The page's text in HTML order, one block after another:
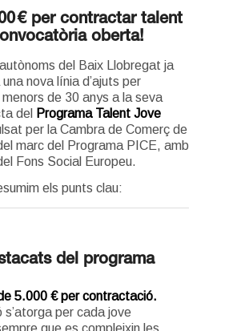
€ per contractar talent
oberta!
del Baix Llobregat ja
nova línia d’ajuts per
de 30 anys a la seva
del Programa Talent Jove
per la Cambra de Comerç de
marc del Programa PICE, amb
Fons Social Europeu.
els punts clau:
del programa
5.000 € per contractació.
s’atorga per cada jove